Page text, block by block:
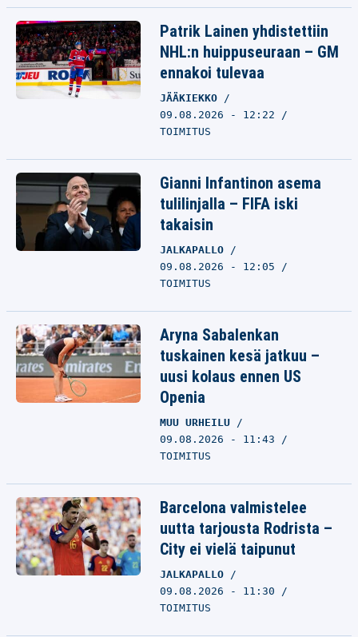
Patrik Lainen yhdistettiin
NHL:n huippuseuraan – GM
ennakoi tulevaa
JÄÄKIEKKO
09.08.2026 - 12:22
TOIMITUS
Gianni Infantinon asema
tulilinjalla – FIFA iski
takaisin
JALKAPALLO
09.08.2026 - 12:05
TOIMITUS
Aryna Sabalenkan
tuskainen kesä jatkuu –
uusi kolaus ennen US
Openia
MUU URHEILU
09.08.2026 - 11:43
TOIMITUS
Barcelona valmistelee
uutta tarjousta Rodrista –
City ei vielä taipunut
JALKAPALLO
09.08.2026 - 11:30
TOIMITUS